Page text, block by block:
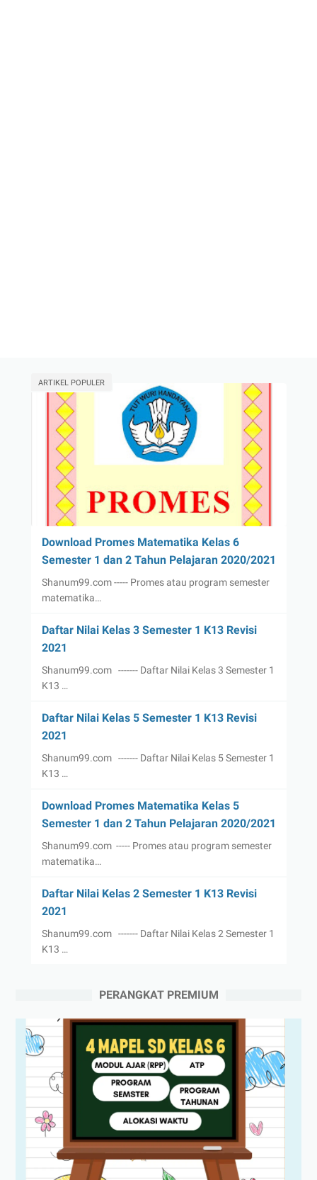
ARTIKEL POPULER
Download Promes Matematika Kelas 6
Semester 1 dan 2 Tahun Pelajaran 2020/2021
Shanum99.com ----- Promes atau program semester
matematika…
Daftar Nilai Kelas 3 Semester 1 K13 Revisi
2021
Shanum99.com ------- Daftar Nilai Kelas 3 Semester 1
K13 …
Daftar Nilai Kelas 5 Semester 1 K13 Revisi
2021
Shanum99.com ------- Daftar Nilai Kelas 5 Semester 1
K13 …
Download Promes Matematika Kelas 5
Semester 1 dan 2 Tahun Pelajaran 2020/2021
Shanum99.com ----- Promes atau program semester
matematika…
Daftar Nilai Kelas 2 Semester 1 K13 Revisi
2021
Shanum99.com ------- Daftar Nilai Kelas 2 Semester 1
K13 …
PERANGKAT PREMIUM